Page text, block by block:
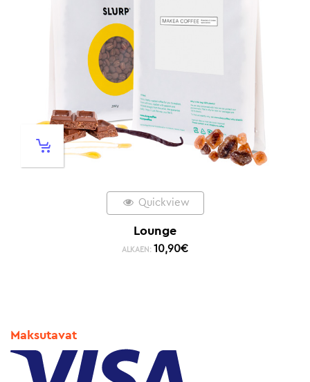
Quickview
Lounge
ALKAEN: 10,90€
Maksutavat